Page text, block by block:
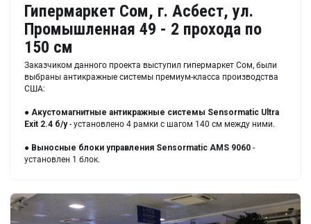
Гипермаркет Сом, г. Асбест, ул.
Промышленная 49 - 2 прохода по
150 см
Заказчиком данного проекта выступил гипермаркет Сом, были
выбраны антикражные системы премиум-класса производства
США:
● Акустомагнитные антикражные системы Sensormatic Ultra
Exit 2.4 б/у- установлено 4 рамки с шагом 140 см между ними.
● Выносные блоки управления Sensormatic AMS 9060 -
установлен 1 блок.